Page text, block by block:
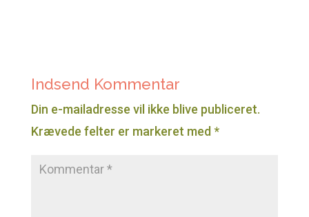
Indsend Kommentar
Din e-mailadresse vil ikke blive publiceret.
Krævede felter er markeret med *